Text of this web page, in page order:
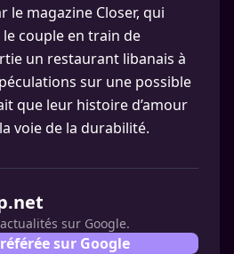
le magazine Closer, qui
couple en train de
un restaurant libanais à
sur une possible
que leur histoire d’amour
voie de la durabilité.
sur Google.
sur Google